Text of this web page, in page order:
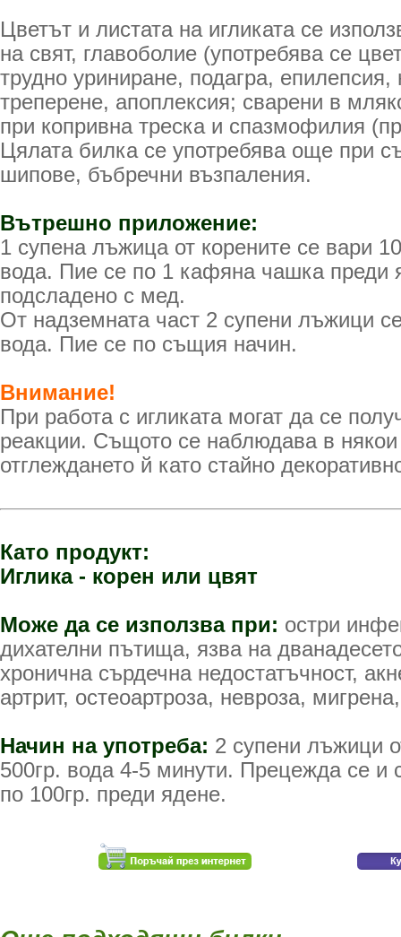
Цветът и листата на игликата се
на свят, главоболие (употребява се
трудно уриниране, подагра, епилепсия,
треперене, апоплексия; сварени в
при копривна треска и спазмофилия
Цялата билка се употребява още при
шипове, бъбречни възпаления.
Вътрешно приложение:
1 супена лъжица от корените се вари
вода. Пие се по 1 кафяна чашка преди
подсладено с мед.
От надземната част 2 супени лъжици
вода. Пие се по същия начин.
Внимание!
При работа с игликата могат да се
реакции. Същото се наблюдава в
отглеждането й като стайно
Като продукт:
Иглика - корен или цвят
Може да се използва при: остри
дихателни пътища, язва на
хронична сърдечна недостатъчност,
артрит, остеоартроза, невроза,
Начин на употреба: 2 супени лъжици
500гр. вода 4-5 минути. Прецежда се и
по 100гр. преди ядене.